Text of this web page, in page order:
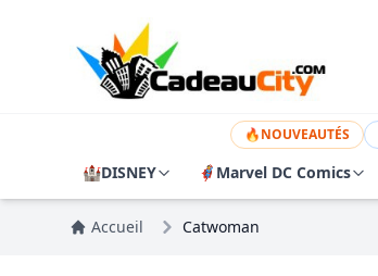
🔥NOUVEAUTÉS
🏰DISNEY 🦸 Marvel DC Comics
Accueil Catwoman